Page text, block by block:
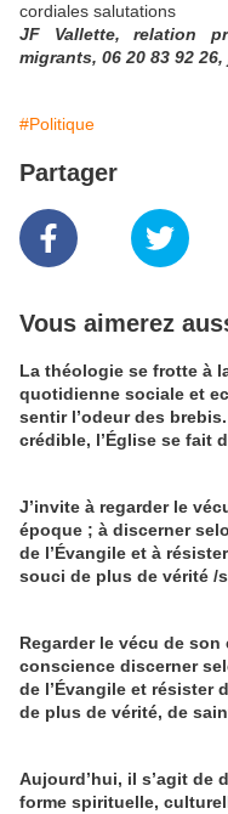
cordiales salutations
JF Vallette, relation
migrants, 06 20 83 92
#Politique
Partager
Vous aimerez
La théologie se frotte à
quotidienne sociale et
sentir l’odeur des
crédible, l’Église se fait
J’invite à regarder le
époque ; à discerner
de l’Évangile et à
souci de plus de vérité /
Regarder le vécu de son
conscience discerner
de l’Évangile et résister
de plus de vérité, de
Aujourd’hui, il s’agit de
forme spirituelle,